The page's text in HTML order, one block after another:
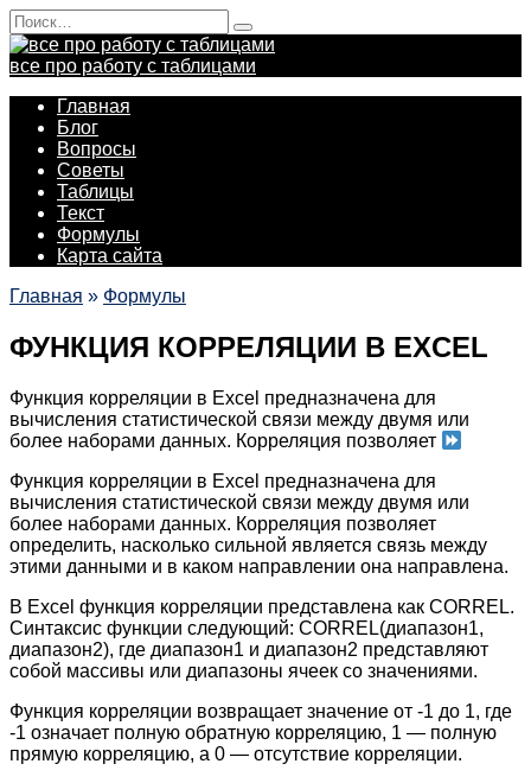
Перейти
к
содержанию
Search
for:
все про работу с таблицами
Главная
Блог
Вопросы
Советы
Таблицы
Текст
Формулы
Карта сайта
Главная » Формулы
ФУНКЦИЯ КОРРЕЛЯЦИИ В EXCEL
Функция корреляции в Excel предназначена для
вычисления статистической связи между двумя или
более наборами данных. Корреляция позволяет
Функция корреляции в Excel предназначена для
вычисления статистической связи между двумя или
более наборами данных. Корреляция позволяет
определить, насколько сильной является связь между
этими данными и в каком направлении она направлена.
В Excel функция корреляции представлена как CORREL.
Синтаксис функции следующий: CORREL(диапазон1,
диапазон2), где диапазон1 и диапазон2 представляют
собой массивы или диапазоны ячеек со значениями.
Функция корреляции возвращает значение от -1 до 1, где
-1 означает полную обратную корреляцию, 1 — полную
прямую корреляцию, а 0 — отсутствие корреляции.